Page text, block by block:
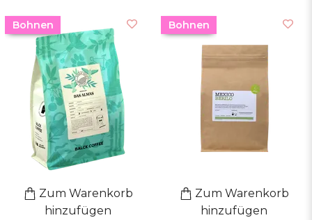
Bohnen
Zum Warenkorb
hinzufügen
Bohnen
Zum Warenkorb
hinzufügen